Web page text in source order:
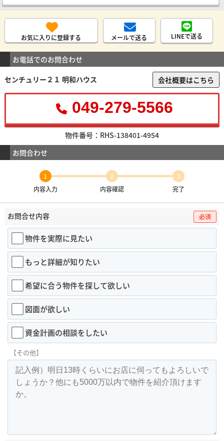
お気に入りに登録する メールで送る LINEで送る
お電話でのお問合わせ
センチュリー２１ 明和ハウス
会社概要はこちら
049-279-5566
物件番号：RHS-138401-4954
お問合わせ
1
内容入力
2
内容確認
3
完了
お問合せ内容 必須
物件を実際に見たい
もっと詳細が知りたい
希望に合う物件を探して欲しい
図面が欲しい
資金計画の相談をしたい
【その他】